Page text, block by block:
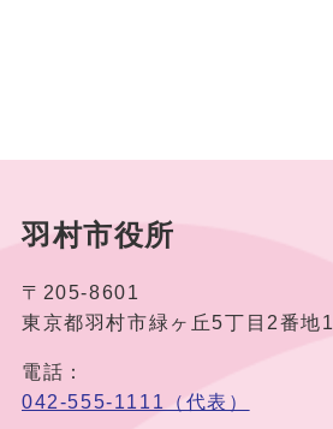
羽村市役所
〒205-8601
東京都羽村市緑ヶ丘5丁目2番地1
電話：
042-555-1111（代表）